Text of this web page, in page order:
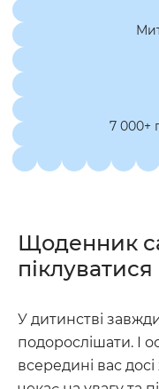
7 000+
Щоденник
У дитинстві
подорослішати. І
всередині вас